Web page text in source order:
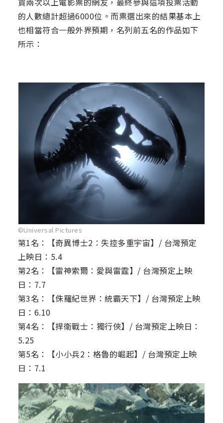
的人數總計超過6000位。而票選出來的結果基本上
也相當符合一般外界預期，名列前五名的作品如下
所示：
©Universal Pictures
第1名：【奇異博士2：失控多重宇宙】/ 台灣預定
上映日：5.4
第2名：【雷神索爾：愛與雷霆】/ 台灣預定上映
日：7.7
第3名：【侏羅紀世界：統霸天下】/ 台灣預定上映
日：6.10
第4名：【捍衛戰士：獨行俠】/ 台灣預定上映日：
5.25
第5名：【小小兵2：格魯的崛起】/ 台灣預定上映
日：7.1